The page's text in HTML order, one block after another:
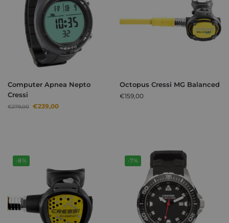
Computer Apnea Nepto
Cressi
€279,00 €239,00
Octopus Cressi MG Balanced
€159,00
-8% -7%